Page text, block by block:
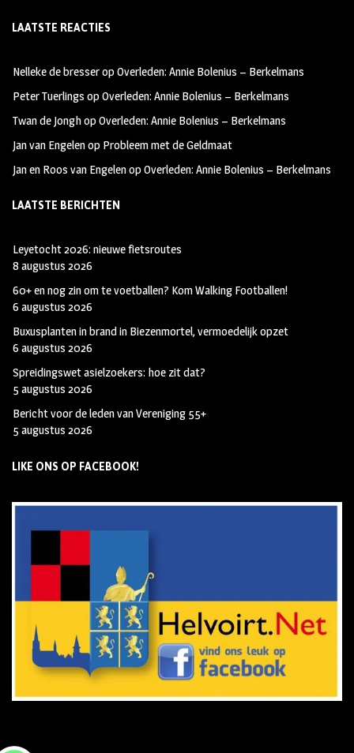
b
oo
k
ag
m
tt
LAATSTE REACTIES
Nelleke de bresseropOverleden: Annie Bolenius – Berkelmans
Peter Tuerlings opOverleden: Annie Bolenius – Berkelmans
Twan de JonghopOverleden: Annie Bolenius – Berkelmans
Jan van Engelenop Probleem met de Geldmaat
Jan en Roos van EngelenopOverleden: Annie Bolenius – Berkelmans
LAATSTE BERICHTEN
Leyetocht 2026: nieuwe fietsroutes
8 augustus 2026
60+ en nog zin om te voetballen? Kom Walking Footballen!
6 augustus 2026
Buxusplanten in brand in Biezenmortel, vermoedelijk opzet
6 augustus 2026
Spreidingswet asielzoekers: hoe zit dat?
5 augustus 2026
Bericht voor de leden van Vereniging 55+
5 augustus 2026
LIKE ONS OP FACEBOOK!